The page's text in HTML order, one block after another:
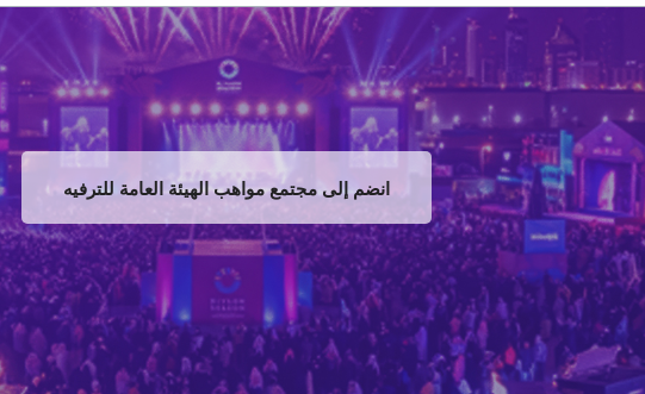
والمهارة
انضم إلى مجتمع مواهب الهيئة العامة للترفيه